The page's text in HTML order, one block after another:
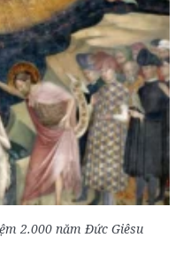
2.000 năm Đức Giêsu